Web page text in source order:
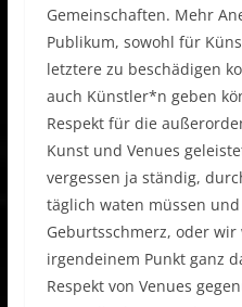
Gemeinschaften. Mehr
Publikum, sowohl für
letztere zu beschädigen
auch Künstler*n geben
Respekt für die
Kunst und Venues
vergessen ja ständig,
täglich waten müssen
Geburtsschmerz, oder
irgendeinem Punkt ganz
Respekt von Venues